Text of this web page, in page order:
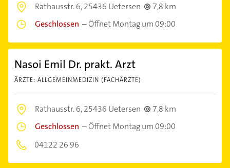
Rathausstr. 6,25436 Uetersen
7,8 km
Geschlossen –Öffnet Montag um 09:00
Nasoi Emil Dr. prakt. Arzt
ÄRZTE: ALLGEMEINMEDIZIN (FACHÄRZTE)
Rathausstr. 6,25436 Uetersen
7,8 km
Geschlossen –Öffnet Montag um 09:00
04122 26 96